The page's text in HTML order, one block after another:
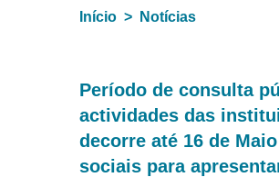
Início Notícias
Período de consulta
actividades das
decorre até 16 de
sociais para